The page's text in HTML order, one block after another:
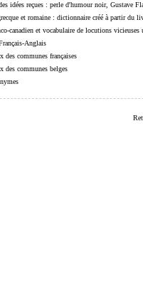
idées reçues : perle d'humour noir, Gustave
et romaine : dictionnaire créé à partir du
canadien et vocabulaire de locutions vicieuses
Anglais
des communes françaises
des communes belges